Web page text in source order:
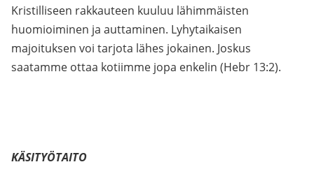
Kristilliseen rakkauteen kuuluu lähimmäisten
huomioiminen ja auttaminen. Lyhytaikaisen
majoituksen voi tarjota lähes jokainen. Joskus
saatamme ottaa kotiimme jopa enkelin (Hebr 13:2).
KÄSITYÖTAITO